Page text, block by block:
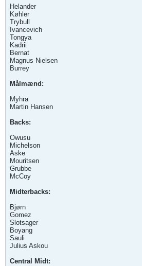
Helander
Køhler
Trybull
Ivancevich
Tongya
Kadrii
Bernat
Magnus Nielsen
Burrey
Målmænd:
Myhra
Martin Hansen
Backs:
Owusu
Michelson
Aske
Mouritsen
Grubbe
McCoy
Midterbacks:
Bjørn
Gomez
Slotsager
Boyang
Sauli
Julius Askou
Central Midt: